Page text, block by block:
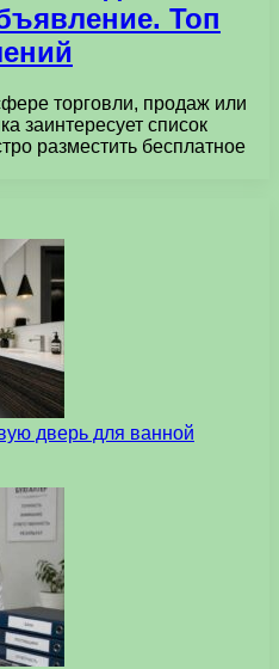
Топ
торговли, продаж или
заинтересует список
разместить бесплатное
дверь для ванной